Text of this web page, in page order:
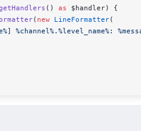
() as $handler) {
( new LineFormatter(
%channel%.%level_name%: